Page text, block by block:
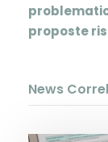
proposte
News